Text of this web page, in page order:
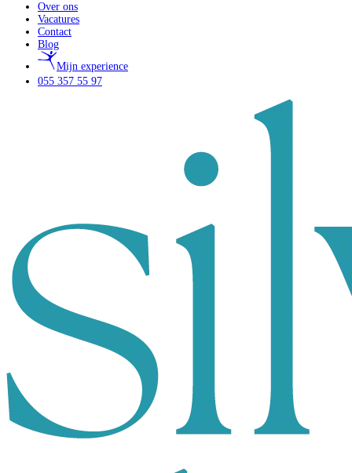
Over ons
Vacatures
Contact
Blog
Mijn experience
055 357 55 97